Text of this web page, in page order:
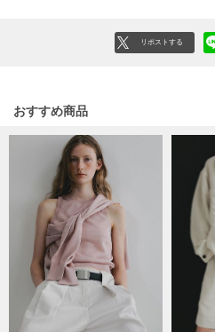
HOKA ONEONE
ホカ オネオネ
KEEN
キーン
リポストする
おすすめ商品